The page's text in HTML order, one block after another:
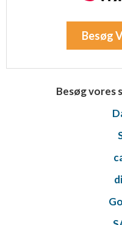
Besøg
Besøg vores